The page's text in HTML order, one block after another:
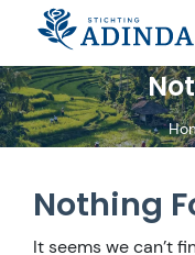
content
Nothing
It seems we can’t